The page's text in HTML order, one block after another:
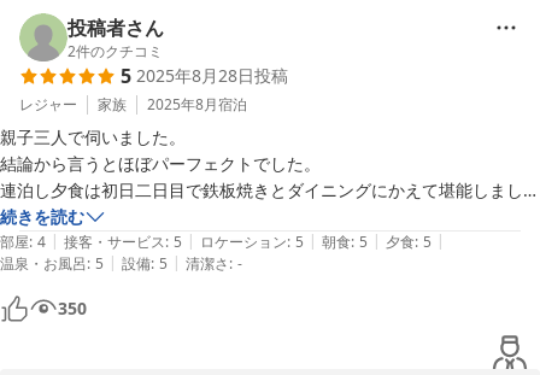
と、お詫び申し上げます。次回ご来館いただいた際はご到着からご
出発までごゆっくりお寛ぎいただけるよう、スタッフ一同サービス
の向上に努めてまいります。
また機会がございましたら、美しい渓谷の景色を見ながら温泉浴を
お楽しみいただける露天風呂付きのお部屋など、今回とは異なるお
部屋タイプもご検討いただけますと幸いです。再びお会いできます
日を、心よりお待ち申し上げております。ご投稿いただきありがと
うございました。
2025-11-06
投稿者さん
2件のクチコミ
5 2025年8月28日投稿
レジャー 家族 2025年8月宿泊
親子三人で伺いました。
結論から言うとほぼパーフェクトでした。
連泊し夕食は初日二日目で鉄板焼きとダイニングにかえて堪能しまし
た。
唯一気になることといえば、食事が決まったコースのみで選択肢が少な
いことくらいですが、どれも全て美味しくて問題はありませんでした。
量がやや多いのですが美味しくてついつい食べきってしまうので夜食は
いただけなかったことと体重が増えてしまうのが難といえば難でした。
続きを読む
部屋: 4 | 接客・サービス: 5 | ロケーション: 5 | 朝食: 5 | 夕食: 5 |
温泉・お風呂: 5 | 設備: 5 | 清潔さ: -
350